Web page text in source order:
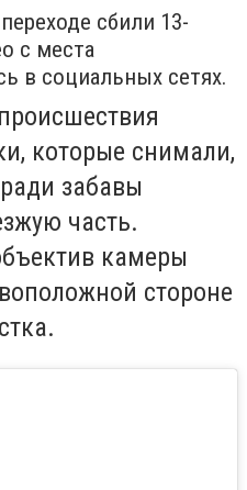
сбили 13-
с места
в социальных сетях.
которые снимали,
забавы
часть.
камеры
стороне